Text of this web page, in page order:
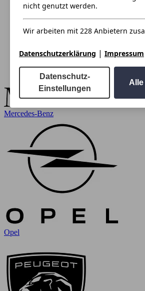
Mercedes-Benz
Opel
nicht genutzt werden.
Wir arbeiten mit 228 Anbietern
Datenschutzerklärung | Impressum
Datenschutz-
Einstellungen
Alle